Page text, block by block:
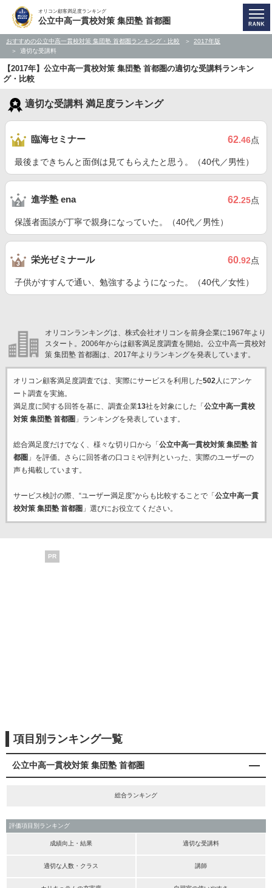
オリコン顧客満足度ランキング
公立中高一貫校対策 集団塾 首都圏
おすすめの公立中高一貫校対策 集団塾 首都圏ランキング・比較
2017年版
適切な受講料
【2017年】公立中高一貫校対策 集団塾 首都圏の適切な受講料ランキン
グ・比較
適切な受講料 満足度ランキング
臨海セミナー 62.46点
最後まできちんと面倒は見てもらえたと思う。（40代／男性）
進学塾 ena 62.25点
保護者面談が丁寧で親身になっていた。（40代／男性）
栄光ゼミナール 60.92点
子供がすすんで通い、勉強するようになった。（40代／女性）
オリコンランキングは、株式会社オリコンを前身企業に1967年より
スタート。2006年からは顧客満足度調査を開始。公立中高一貫校対
策 集団塾 首都圏は、2017年よりランキングを発表しています。
オリコン顧客満足度調査では、実際にサービスを利用した502人にアンケ
ート調査を実施。
満足度に関する回答を基に、調査企業13社を対象にした「 公立中高一貫校
対策 集団塾 首都圏 」ランキングを発表しています。
総合満足度だけでなく、様々な切り口から「 公立中高一貫校対策 集団塾 首
都圏 」を評価。さらに回答者の口コミや評判といった、実際のユーザーの
声も掲載しています。
サービス検討の際、“ユーザー満足度”からも比較することで「 公立中高一貫
校対策 集団塾 首都圏 」選びにお役立てください。
PR
項目別ランキング一覧
公立中高一貫校対策 集団塾 首都圏
総合ランキング
評価項目別ランキング
成績向上・結果 適切な受講料
適切な人数・クラス 講師